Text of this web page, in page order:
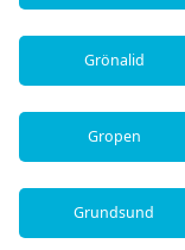
Grönalid
Gropen
Grundsund